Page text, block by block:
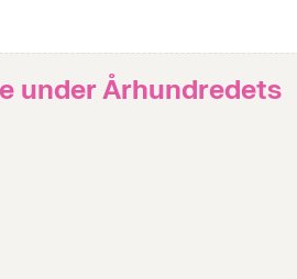
under Århundredets